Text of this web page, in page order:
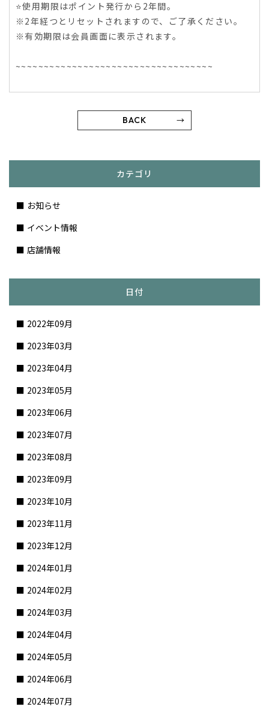
⭐️使用期限はポイント発行から2年間。
※2年経つとリセットされますので、ご了承ください。
※有効期限は会員画面に表示されます。
~~~~~~~~~~~~~~~~~~~~~~~~~~~~~~~~~~~
BACK
カテゴリ
お知らせ
イベント情報
店舗情報
日付
2022年09月
2023年03月
2023年04月
2023年05月
2023年06月
2023年07月
2023年08月
2023年09月
2023年10月
2023年11月
2023年12月
2024年01月
2024年02月
2024年03月
2024年04月
2024年05月
2024年06月
2024年07月